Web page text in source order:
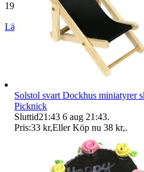
19 234 omdömen
Läs omdömen Följ
Solstol svart Dockhus miniatyrer
Picknick
Sluttid21:43 6 aug 21:43.
Pris:33 kr,Eller Köp nu 38 kr,.